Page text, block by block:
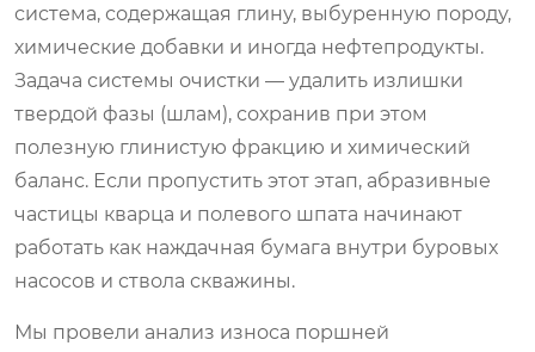
система, содержащая глину, выбуренную породу,
химические добавки и иногда нефтепродукты.
Задача системы очистки — удалить излишки
твердой фазы (шлам), сохранив при этом
полезную глинистую фракцию и химический
баланс. Если пропустить этот этап, абразивные
частицы кварца и полевого шпата начинают
работать как наждачная бумага внутри буровых
насосов и ствола скважины.
Мы провели анализ износа поршней